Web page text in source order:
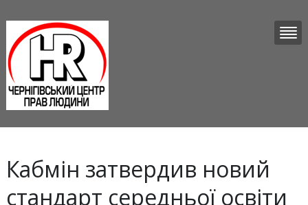
Кабмін затвердив новий
стандарт середньої освіти